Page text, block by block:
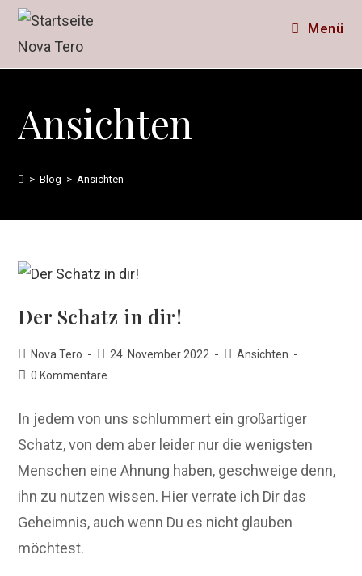
Zum
springen
Menü
Ansichten
> Blog > Ansichten
Der Schatz in dir!
Beitrags-
Autor:
Nova Tero
Beitrag
veröffentlicht:
24. November 2022
Beitrags-
Ansichten
Beitrags-
0 Kommentare
In jedem von uns schlummert ein großartiger
Schatz, von dem aber leider nur die wenigsten
Menschen eine Ahnung haben, geschweige denn,
ihn zu nutzen wissen. Hier verrate ich Dir das
Geheimnis, auch wenn Du es nicht glauben
möchtest.